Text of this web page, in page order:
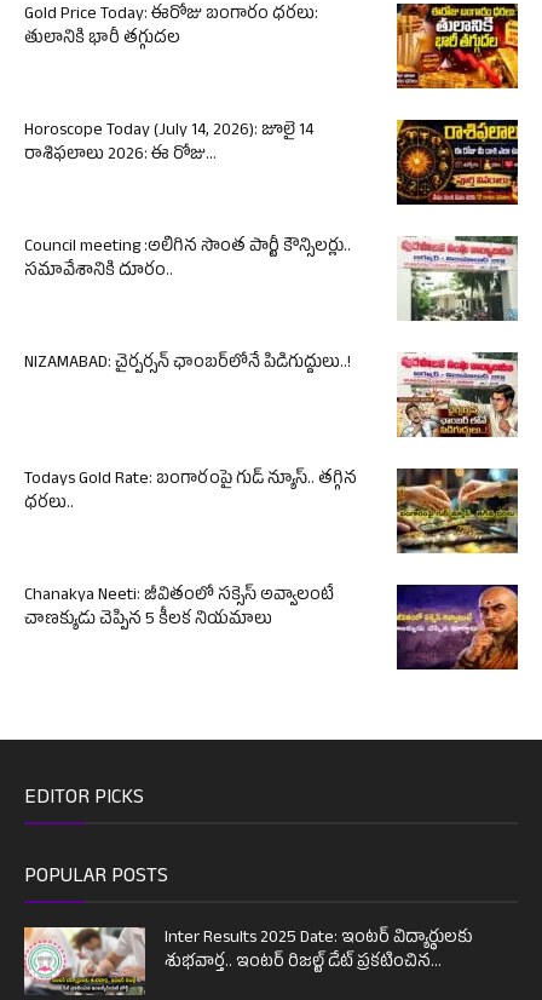
Gold Price Today: ఈరోజు బంగారం ధరలు:
తులానికి భారీ తగ్గుదల
Horoscope Today (July 14, 2026): జూలై 14
రాశిఫలాలు 2026: ఈ రోజు...
Council meeting :అలిగిన సొంత పార్టీ కౌన్సిలర్లు..
సమావేశానికి దూరం..
NIZAMABAD: చైర్పర్సన్ ఛాంబర్‌లోనే పిడిగుద్దులు..!
Todays Gold Rate: బంగారంపై గుడ్ న్యూస్.. తగ్గిన
ధరలు..
Chanakya Neeti: జీవితంలో సక్సెస్ అవ్వాలంటే
చాణక్యుడు చెప్పిన 5 కీలక నియమాలు
EDITOR PICKS
POPULAR POSTS
Inter Results 2025 Date: ఇంటర్ విద్యార్థులకు
శుభవార్త.. ఇంటర్ రిజల్ట్ డేట్ ప్రకటించిన...